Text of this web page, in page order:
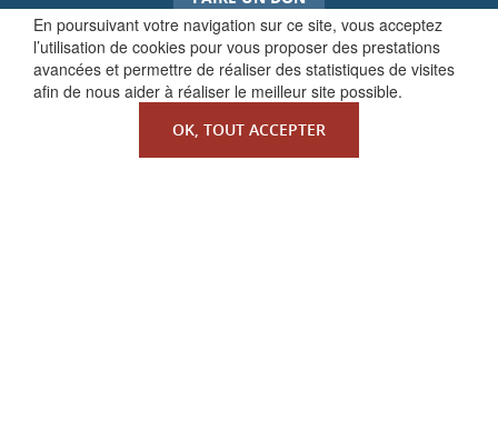
En poursuivant votre navigation sur ce site, vous acceptez
l’utilisation de cookies pour vous proposer des prestations
avancées et permettre de réaliser des statistiques de visites
afin de nous aider à réaliser le meilleur site possible.
OK, TOUT ACCEPTER